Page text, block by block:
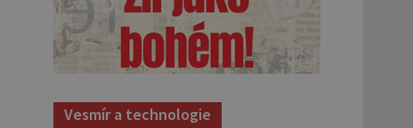
Vesmír a technologie